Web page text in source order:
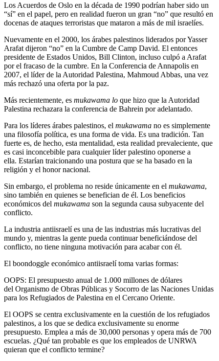
Los Acuerdos de Oslo en la década de 1990 podrían haber sido un
“sí” en el papel, pero en realidad fueron un gran “no” que resultó en
docenas de ataques terroristas que mataron a más de mil israelíes.
Nuevamente en el 2000, los árabes palestinos liderados por Yasser
Arafat dijeron “no” en la Cumbre de Camp David. El entonces
presidente de Estados Unidos, Bill Clinton, incluso culpó a Arafat
por el fracaso de la cumbre. En la Conferencia de Annapolis en
2007, el líder de la Autoridad Palestina, Mahmoud Abbas, una vez
más rechazó una oferta por la paz.
Más recientemente, es mukawama lo que hizo que la Autoridad
Palestina rechazara la conferencia de Bahrein por adelantado.
Para los líderes árabes palestinos, el mukawama no es simplemente
una filosofía política, es una forma de vida. Es una tradición. Tan
fuerte es, de hecho, esta mentalidad, esta realidad prevaleciente, que
es casi inconcebible para cualquier líder palestino oponerse a
ella. Estarían traicionando una postura que se ha basado en la
religión y el honor nacional.
Sin embargo, el problema no reside únicamente en el mukawama,
sino también en quienes se benefician de él. Los beneficios
económicos del mukawama son la segunda causa subyacente del
conflicto.
La industria antiisraelí es una de las industrias más lucrativas del
mundo y, mientras la gente pueda continuar beneficiándose del
conflicto, no tiene ninguna motivación para acabar con él.
El boondoggle económico antiisraelí toma varias formas:
OOPS: El presupuesto anual de 1.000 millones de dólares
del Organismo de Obras Públicas y Socorro de las Naciones Unidas
para los Refugiados de Palestina en el Cercano Oriente.
El OOPS se centra exclusivamente en la cuestión de los refugiados
palestinos, a los que se dedica exclusivamente su enorme
presupuesto. Emplea a más de 30,000 personas y opera más de 700
escuelas. ¿Qué tan probable es que los empleados de UNRWA
quieran que el conflicto termine?